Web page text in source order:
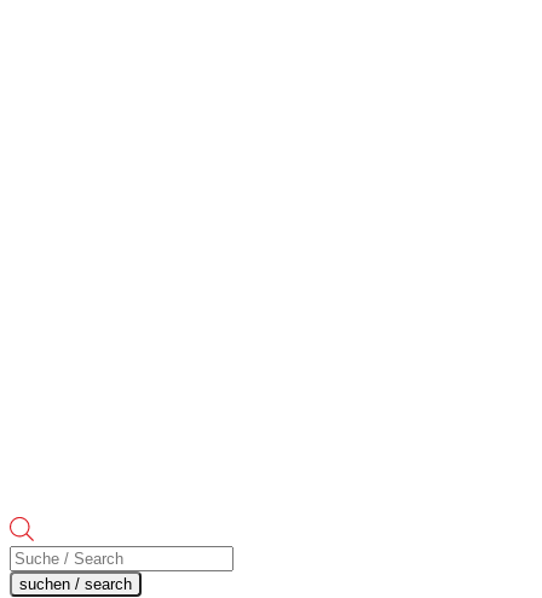
Products
search
suchen / search